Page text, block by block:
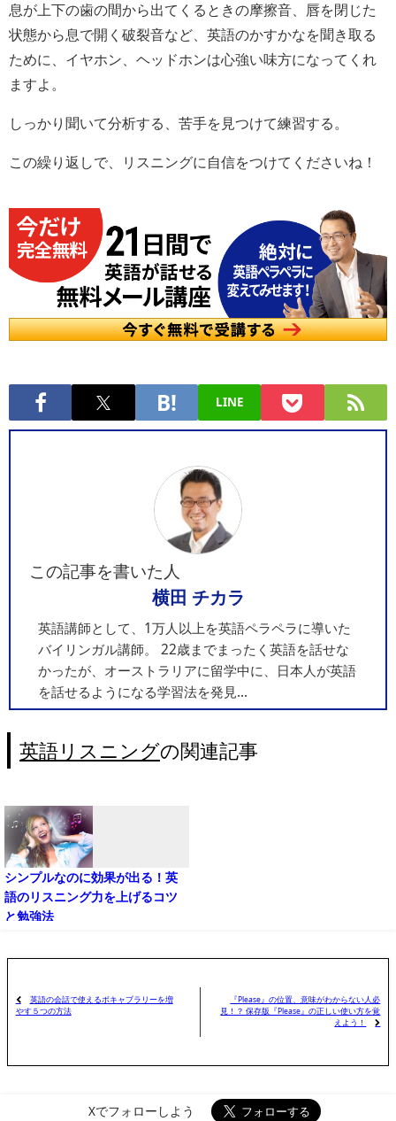
息が上下の歯の間から出てくるときの摩擦音、唇を閉じた
状態から息で開く破裂音など、英語のかすかなを聞き取る
ために、イヤホン、ヘッドホンは心強い味方になってくれ
ますよ。
しっかり聞いて分析する、苦手を見つけて練習する。
この繰り返しで、リスニングに自信をつけてくださいね！
LINE
この記事を書いた人
横田 チカラ
英語講師として、1万人以上を英語ペラペラに導いた
バイリンガル講師。 22歳までまったく英語を話せな
かったが、オーストラリアに留学中に、日本人が英語
を話せるようになる学習法を発見...
英語リスニングの関連記事
シンプルなのに効果が出る！英
語のリスニング力を上げるコツ
と勉強法
英語の会話で使えるボキャブラリーを増
やす５つの方法
『Please』の位置、意味がわからない人必
見！？ 保存版『Please』の正しい使い方を覚
えよう！
Xでフォローしよう